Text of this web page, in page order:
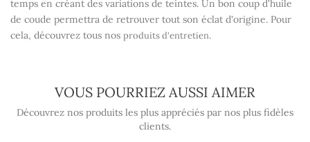
temps en créant des variations de teintes. Un bon coup d'huile
de coude permettra de retrouver tout son éclat d'origine. Pour
cela, découvrez tous nos produits d'entretien.
VOUS POURRIEZ AUSSI AIMER
Découvrez nos produits les plus appréciés par nos plus fidèles
clients.